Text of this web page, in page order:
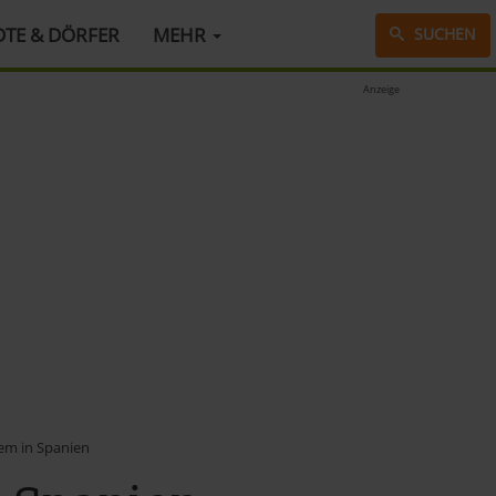
& DÖRFER MEHR SUCHEN
Anzeige
in Spanien